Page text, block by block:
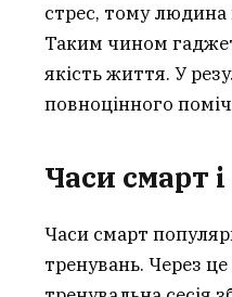
стрес, тому
Таким чином
якість життя. У
повноцінного
Часи смарт
Часи смарт
тренувань. Через